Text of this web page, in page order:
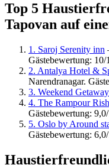
Top 5
Tapovan auf
1. Saroj Serenity inn
Gästebewertung:
2. Antalya Hotel &
Narendranagar.
3. Weekend
4. The Rampour
Gästebewertung:
5. Oslo by Around
Gästebewertung: